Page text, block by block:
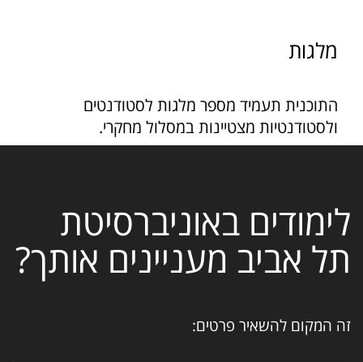
מלגות
התוכנית תעמיד מספר מלגות לסטודנטים
ולסטודנטיות מצטיינות במסלול מחקרי.
לימודים באוניברסיטת
תל אביב מעניינים אותך?
זה המקום להשאיר פרטים: